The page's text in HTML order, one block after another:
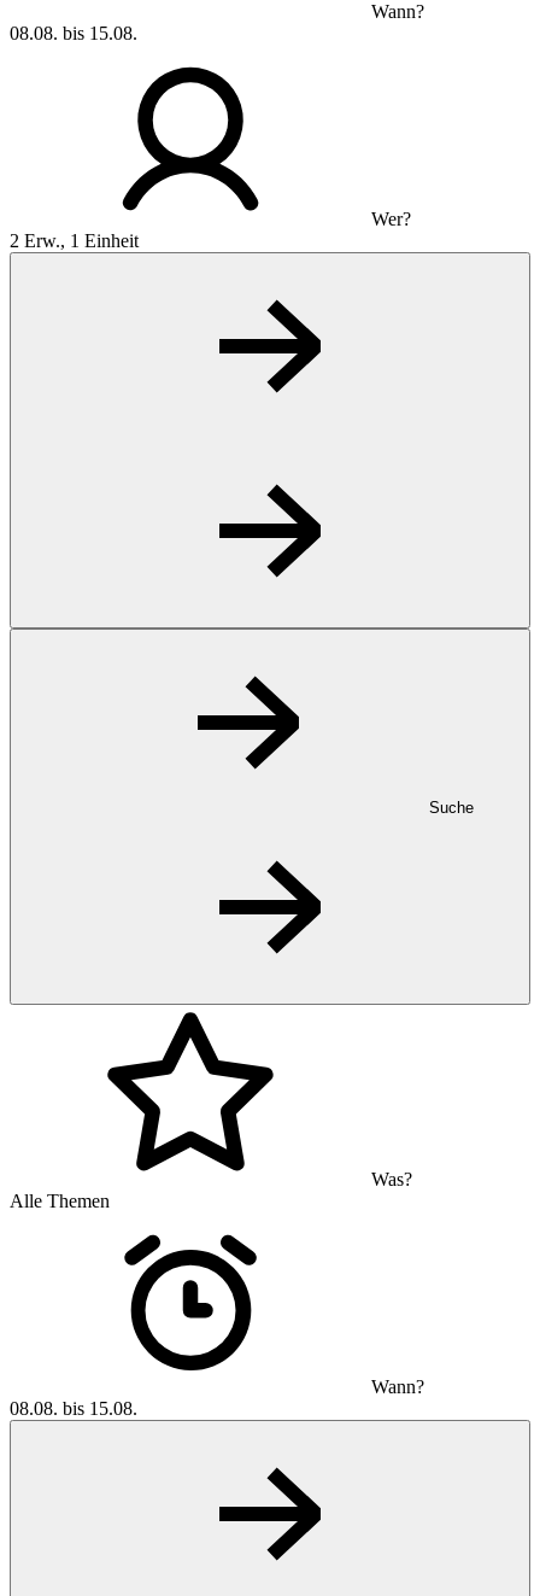
Wann?
08.08. bis 15.08.
Wer?
2 Erw., 1 Einheit
Suche
Was?
Alle Themen
Wann?
08.08. bis 15.08.